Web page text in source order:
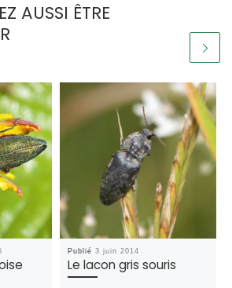
AUSSI ÊTRE
Publié3 juin 2014
Le lacon gris souris